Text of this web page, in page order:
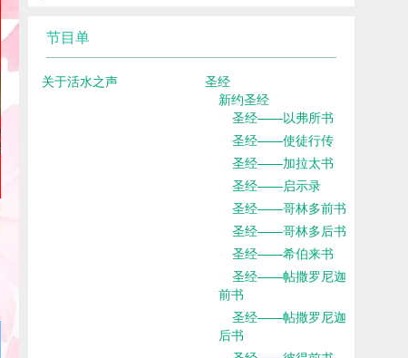
节目单
关于活水之声
圣经
新约圣经
圣经——以弗所书
圣经——使徒行传
圣经——加拉太书
圣经——启示录
圣经——哥林多前书
圣经——哥林多后书
圣经——希伯来书
圣经——帖撒罗尼迦
前书
圣经——帖撒罗尼迦
后书